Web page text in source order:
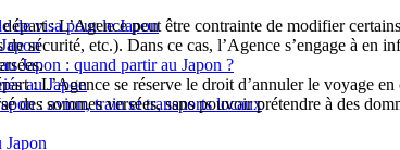
de visa pour le Japon
Japon : quand partir au Japon ?
au Japon
: avion, train et transports locaux
Japon
: L’Agence peut être contrainte de modifier
sécurité, etc.). Dans ce cas, l’Agence s’engage à
: L’Agence se réserve le droit d’annuler le voyage
des sommes versées, sans pouvoir prétendre à des